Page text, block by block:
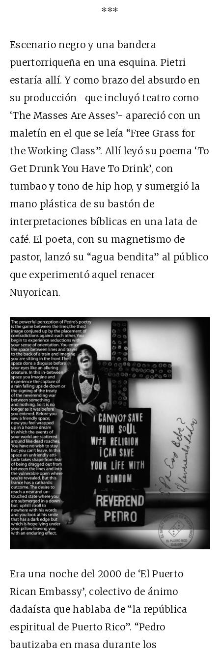
***
Escenario negro y una bandera
puertorriqueña en una esquina. Pietri
estaría allí. Y como brazo del absurdo en
su producción -que incluyó teatro como
‘The Masses Are Asses’- apareció con un
maletín en el que se leía “Free Grass for
the Working Class”. Allí leyó su poema ‘To
Get Drunk You Have To Drink’, con
tumbao y tono de hip hop, y sumergió la
mano plástica de su bastón de
interpretaciones bíblicas en una lata de
café. El poeta, con su magnetismo de
pastor, lanzó su “agua bendita” al público
que experimentó aquel renacer
Nuyorican.
Era una noche del 2000 de ‘El Puerto
Rican Embassy’, colectivo de ánimo
dadaísta que hablaba de “la república
espiritual de Puerto Rico”. “Pedro
bautizaba en masa durante los